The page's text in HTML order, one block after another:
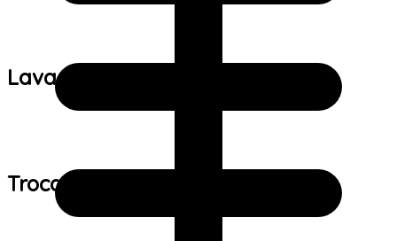
Lavagem:
Trocas e devoluções: